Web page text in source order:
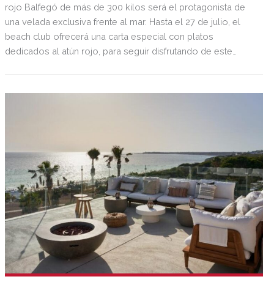
rojo Balfegó de más de 300 kilos será el protagonista de
una velada exclusiva frente al mar. Hasta el 27 de julio, el
beach club ofrecerá una carta especial con platos
dedicados al atún rojo, para seguir disfrutando de este